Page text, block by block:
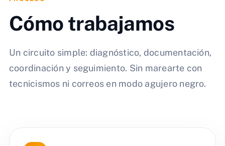
Cómo trabajamos
Un circuito simple: diagnóstico, documentación,
coordinación y seguimiento. Sin marearte con
tecnicismos ni correos en modo agujero negro.